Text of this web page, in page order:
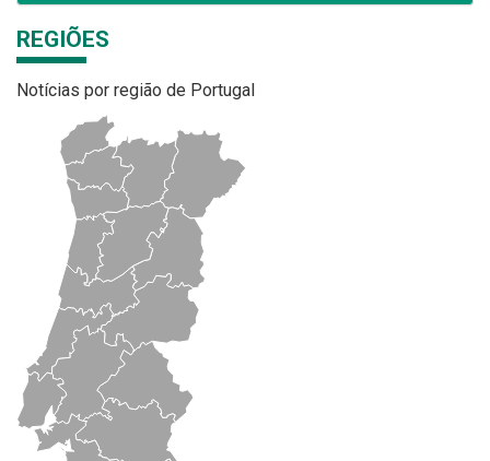
REGIÕES
Notícias por região de Portugal